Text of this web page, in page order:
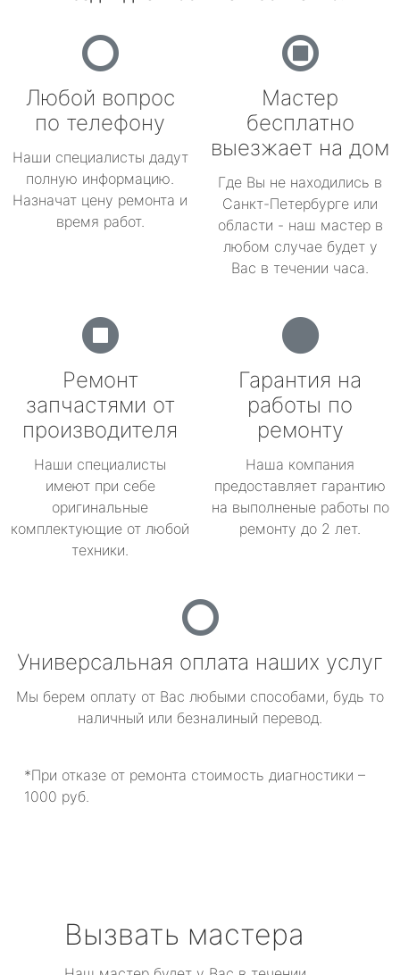
Любой вопрос
по телефону
Наши специалисты дадут
полную информацию.
Назначат цену ремонта и
время работ.
Мастер
бесплатно
выезжает на дом
Где Вы не находились в
Санкт-Петербурге или
области - наш мастер в
любом случае будет у
Вас в течении часа.
Ремонт
запчастями от
производителя
Наши специалисты
имеют при себе
оригинальные
комплектующие от любой
техники.
Гарантия на
работы по
ремонту
Наша компания
предоставляет гарантию
на выполненые работы по
ремонту до 2 лет.
Универсальная оплата наших услуг
Мы берем оплату от Вас любыми способами, будь то
наличный или безналиный перевод.
*При отказе от ремонта стоимость диагностики –
1000 руб.
Вызвать мастера